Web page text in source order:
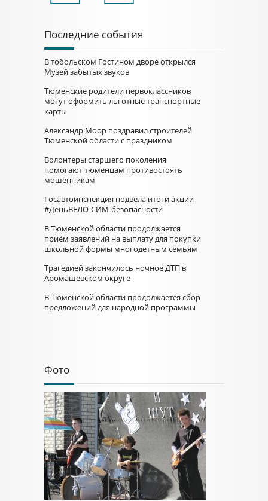
Последние события
В тобольском Гостином дворе открылся
Музей забытых звуков
Тюменские родители первоклассников
могут оформить льготные транспортные
карты
Александр Моор поздравил строителей
Тюменской области с праздником
Волонтеры старшего поколения
помогают тюменцам противостоять
мошенникам
Госавтоинспекция подвела итоги акции
#ДеньВЕЛО-СИМ-безопасности
В Тюменской области продолжается
приём заявлений на выплату для покупки
школьной формы многодетным семьям
Трагедией закончилось ночное ДТП в
Аромашевском округе
В Тюменской области продолжается сбор
предложений для народной программы
Фото